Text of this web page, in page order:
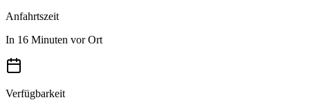
Anfahrtszeit
In 16 Minuten vor Ort
Verfügbarkeit